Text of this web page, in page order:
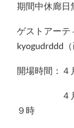
期間中休廊日
ゲストアーテ
kyogudrddd（
開場時間：
４月３０
９時